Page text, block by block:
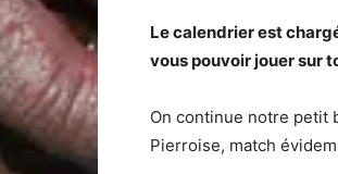
Le calendrier est
vous pouvoir jouer sur
On continue notre petit
Pierroise, match